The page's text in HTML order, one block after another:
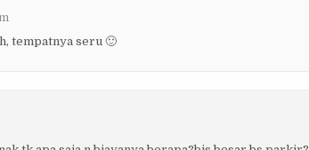
tempatnya seru 🙂